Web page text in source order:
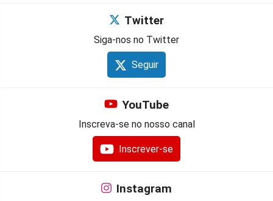
Twitter
Siga-nos no Twitter
Seguir
YouTube
Inscreva-se no nosso canal
Inscrever-se
Instagram